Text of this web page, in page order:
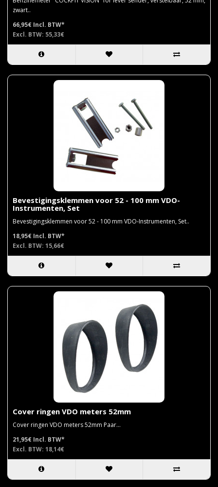
zwart..
66,95€ Incl. BTW*
Excl. BTW: 55,33€
Bevestigingsklemmen voor 52 - 100 mm VDO-
Instrumenten, Set
Bevestigingsklemmen voor 52 - 100 mm VDO-Instrumenten, Set..
18,95€ Incl. BTW*
Excl. BTW: 15,66€
Cover ringen VDO meters 52mm
Cover ringen VDO meters 52mm Paar...
21,95€ Incl. BTW*
Excl. BTW: 18,14€